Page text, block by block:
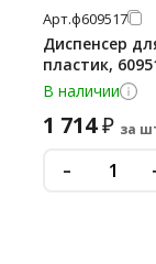
Арт.ф609517
Диспенсер
пластик,
В наличии
1 714₽ за
-